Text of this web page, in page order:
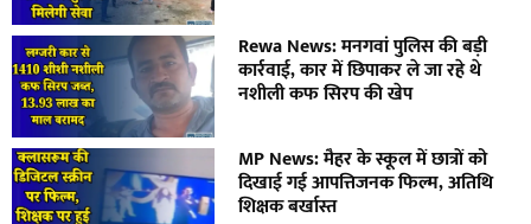
Rewa News: मनगवां पुलिस की बड़ी
कार्रवाई, कार में छिपाकर ले जा रहे थे
नशीली कफ सिरप की खेप
MP News: मैहर के स्कूल में छात्रों को
दिखाई गई आपत्तिजनक फिल्म, अतिथि
शिक्षक बर्खास्त